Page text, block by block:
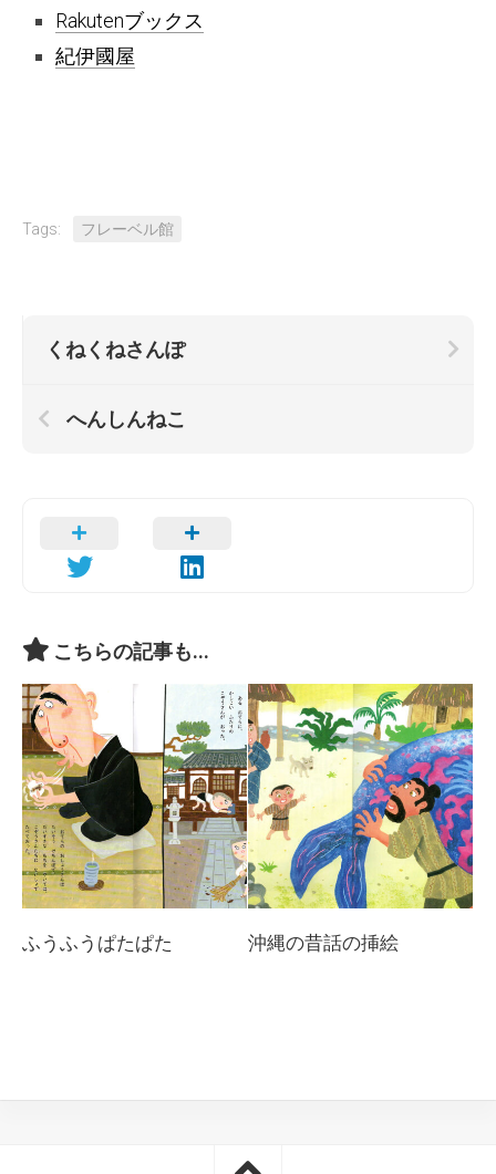
Rakutenブックス
紀伊國屋
Tags: フレーベル館
くねくねさんぽ
へんしんねこ
こちらの記事も...
ふうふうぱたぱた 沖縄の昔話の挿絵